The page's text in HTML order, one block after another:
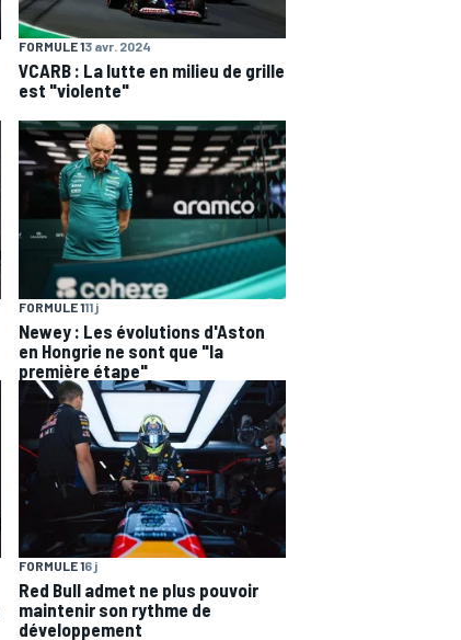
FORMULE 13 avr. 2024
VCARB : La lutte en milieu de grille
est "violente"
FORMULE 111 j
Newey : Les évolutions d'Aston
en Hongrie ne sont que "la
première étape"
FORMULE 16 j
Red Bull admet ne plus pouvoir
maintenir son rythme de
développement